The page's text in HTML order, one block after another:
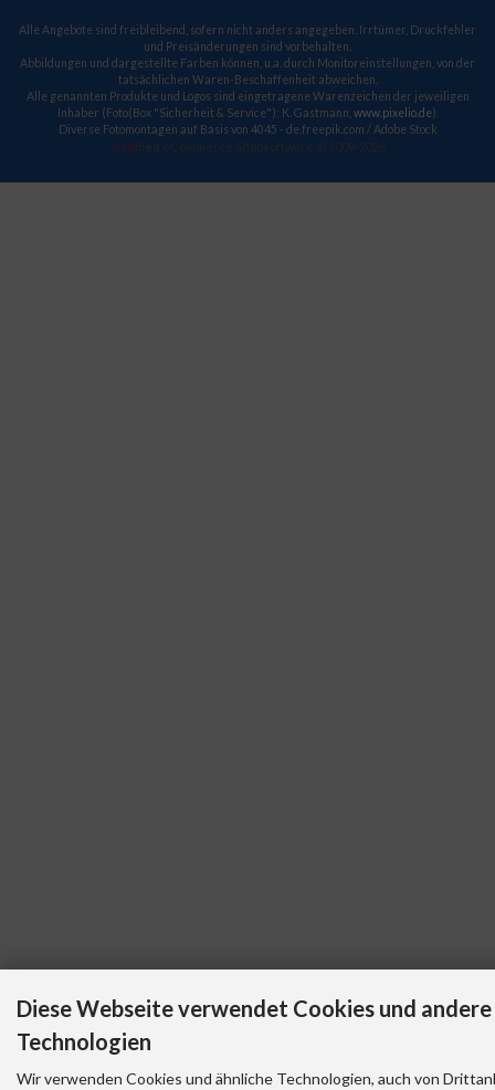
Alle Angebote sind freibleibend, sofern nicht anders angegeben. Irrtümer, Druckfehler
und Preisänderungen sind vorbehalten.
Abbildungen und dargestellte Farben können, u.a. durch Monitoreinstellungen, von der
tatsächlichen Waren-Beschaffenheit abweichen.
Alle genannten Produkte und Logos sind eingetragene Warenzeichen der jeweiligen
Inhaber (Foto(Box "Sicherheit & Service"): K. Gastmann, www.pixelio.de).
Diverse Fotomontagen auf Basis von 4045 - de.freepik.com / Adobe Stock
mod
Diese Webseite verwendet Cookies und andere
Technologien
Wir verwenden Cookies und ähnliche Technologien, auch von